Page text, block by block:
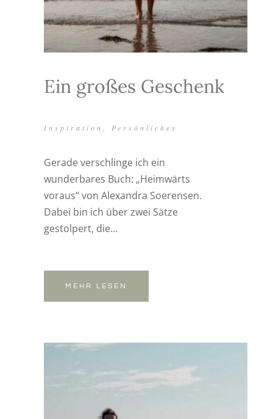
Ein großes Geschenk
Inspiration Persönliches
Gerade verschlinge ich ein
wunderbares Buch: „Heimwärts
voraus“ von Alexandra Soerensen.
Dabei bin ich über zwei Sätze
gestolpert, die...
MEHR LESEN